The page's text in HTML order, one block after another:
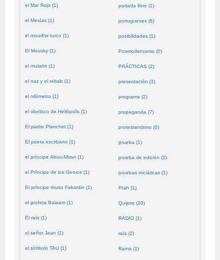
el Mar Rojo (1)
el Mesías (1)
el moudhir turco (1)
El Mousky (1)
el mutahir (1)
el naz y el rebab (1)
el nilómetro (1)
el obelisco de Heliópolis (1)
El padre Planchet (1)
El poeta escribano (1)
el príncipe Abou-Miran (1)
el Príncipe de los Genios (1)
El príncipe druso Fakardin (1)
el profeta Balaam (1)
El raïs (1)
el señor Jean (1)
el símbolo TAU (1)
portada libro (1)
portugueses (6)
posibilidades (1)
Posmodernismo (0)
PRÁCTICAS (2)
presentación (3)
programa (2)
propaganda (7)
protestantismo (0)
prueba (1)
prueba de edición (2)
pruebas iniciáticas (1)
Ptah (1)
Quijote (20)
RADIO (1)
raïs (2)
Rama (1)